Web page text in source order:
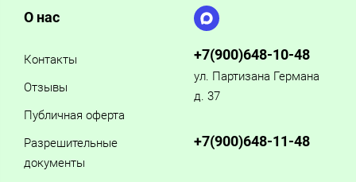
О нас
Контакты
Отзывы
Публичная оферта
Разрешительные
документы
+7(900)648-10-48
ул. Партизана Германа
д. 37
+7(900)648-11-48